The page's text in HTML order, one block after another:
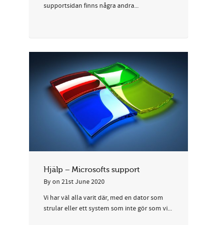
supportsidan finns några andra...
Hjälp – Microsofts support
Byon 21st June 2020
Vi har väl alla varit där, med en dator som
strular eller ett system som inte gör som vi...